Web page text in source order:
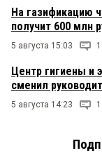
На газификацию
получит 600 млн
5 августа 15:03 1
Центр гигиены и
сменил
5 августа 14:23 1